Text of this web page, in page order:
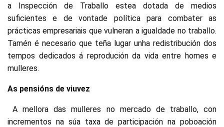
a Inspección de Traballo estea dotada de medios
suficientes e de vontade política para combater as
prácticas empresariais que vulneran a igualdade no traballo.
Tamén é necesario que teña lugar unha redistribución dos
tempos dedicados á reprodución da vida entre homes e
mulleres.
As pensións de viuvez
A mellora das mulleres no mercado de traballo, con
incrementos na súa taxa de participación na poboación